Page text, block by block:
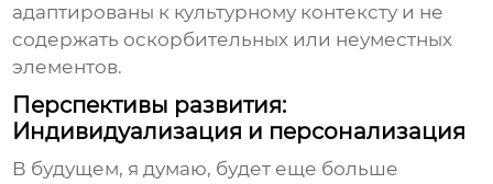
адаптированы к культурному контексту и не
содержать оскорбительных или неуместных
элементов.
Перспективы развития:
Индивидуализация и персонализация
В будущем, я думаю, будет еще больше